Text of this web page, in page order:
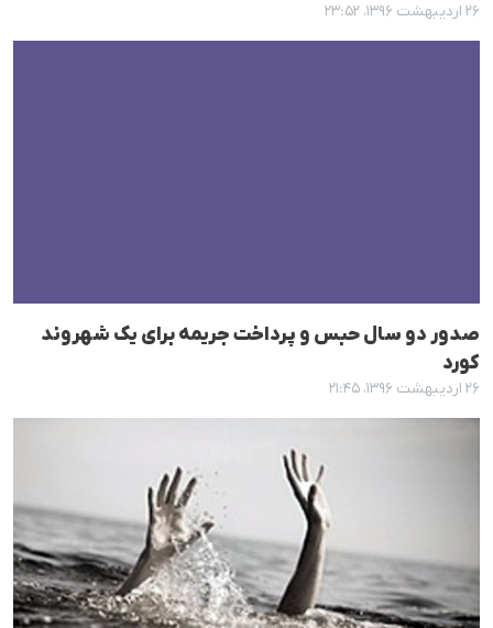
۲۶ اردیبهشت ۱۳۹۶، ۲۳:۵۲
صدور دو سال حبس و پرداخت جریمە برای یک شهروند
کورد
۲۶ اردیبهشت ۱۳۹۶، ۲۱:۴۵